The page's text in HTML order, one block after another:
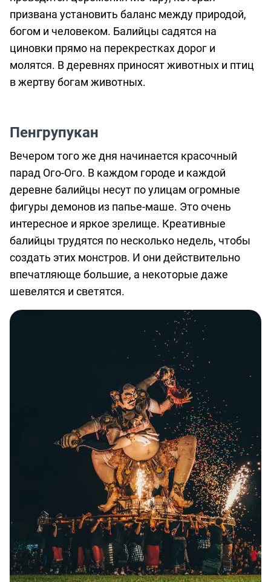
призвана установить баланс между природой,
богом и человеком. Балийцы садятся на
циновки прямо на перекрестках дорог и
молятся. В деревнях приносят животных и птиц
в жертву богам животных.
Пенгрупукан
Вечером того же дня начинается красочный
парад Ого-Ого. В каждом городе и каждой
деревне балийцы несут по улицам огромные
фигуры демонов из папье-маше. Это очень
интересное и яркое зрелище. Креативные
балийцы трудятся по несколько недель, чтобы
создать этих монстров. И они действительно
впечатляюще большие, а некоторые даже
шевелятся и светятся.